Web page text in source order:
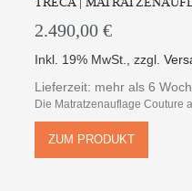
2.490,00 €
Inkl. 19% MwSt. ,zzgl.
Lieferzeit: mehr als 6
Die Matratzenauflage Couture
ZUM PRODUKT